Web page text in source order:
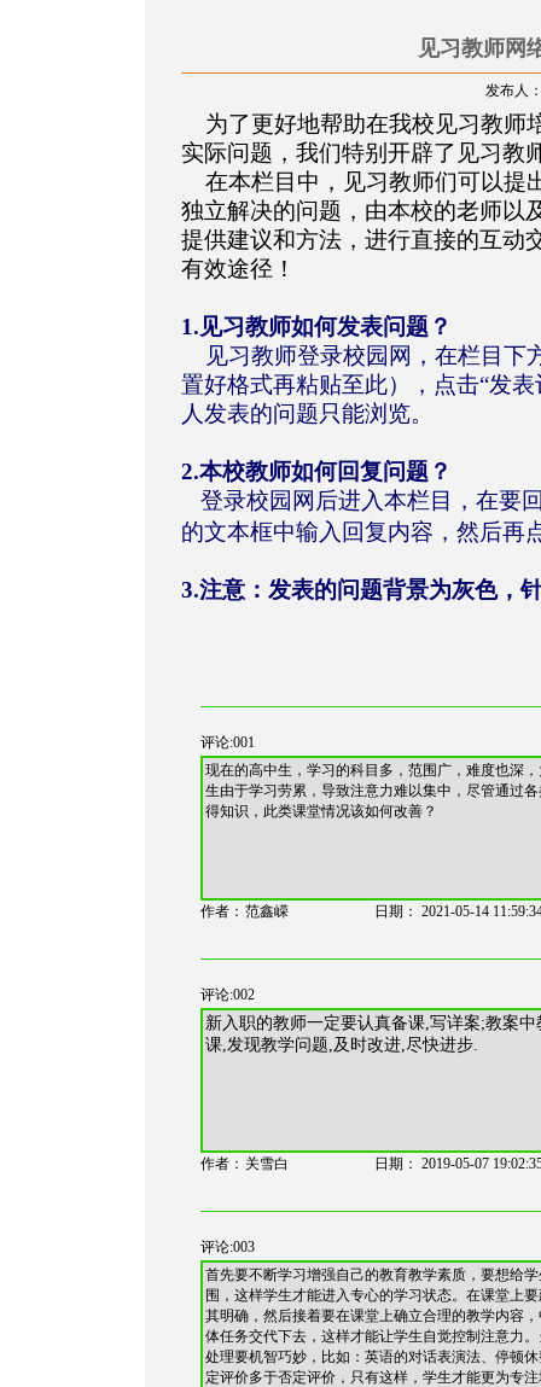
见习教师网
发布人
为了更好地帮助在我校见习教师
实际问题，我们特别开辟了见习教
在本栏目中，见习教师们可以提
独立解决的问题，由本校的老师以
提供建议和方法， 进行直接的互动
有效途径！
1.见习教师如何发表问题？
见习教师登录校园网，在栏目下
置好格式再粘贴至此），点击“发
人发表的问题只能浏览。
2.本校教师如何回复问题？
登录校园网后进入本栏目，在要
的文本框中输入回复内容，然后再
3.注意：发表的问题背景为灰色，
评论:001
现在的高中生，学习的科目多，范围广，难度也深
生由于学习劳累，导致注意力难以集中，尽管通过
得知识，此类课堂情况该如何改善？
作者： 范鑫嵘 日期： 2021-05-14
评论:002
新入职的教师一定要认真备课,写详案;教案中
课,发现教学问题,及时改进,尽快进步.
作者： 关雪白 日期： 2019-05-07
评论:003
首先要不断学习增强自己的教育教学素质，要想给
围，这样学生才能进入专心的学习状态。在课堂上
其明确，然后接着要在课堂上确立合理的教学内容
体任务交代下去，这样才能让学生自觉控制注意力
处理要机智巧妙，比如：英语的对话表演法、停顿
定评价多于否定评价，只有这样，学生才能更为专